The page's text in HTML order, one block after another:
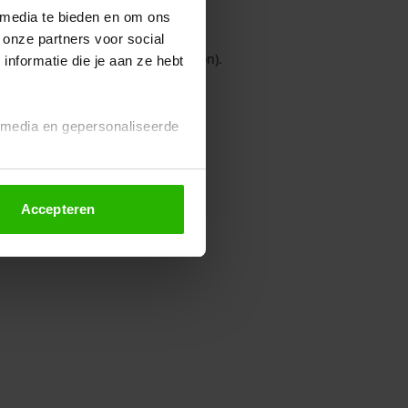
te bieden en om ons
partners voor social
die je aan ze hebt
en gepersonaliseerde
altijd wijzigen of
Accepteren
console for more information).